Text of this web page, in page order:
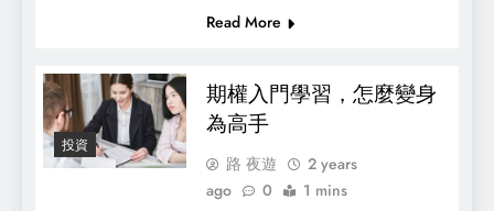
Read More
投資
期權入門學習，怎麼變身
為高手
路 夜遊
2 years
ago
0 1 mins